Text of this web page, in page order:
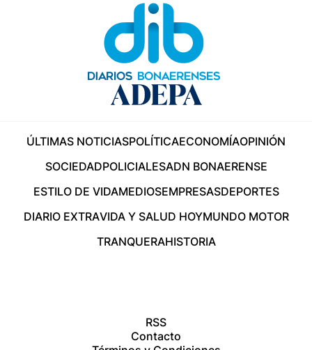
ÚLTIMAS NOTICIASPOLÍTICAECONOMÍAOPINIÓN
SOCIEDADPOLICIALESADN BONAERENSE
ESTILO DE VIDAMEDIOSEMPRESASDEPORTES
DIARIO EXTRAVIDA Y SALUD HOYMUNDO MOTOR
TRANQUERAHISTORIA
RSS
Contacto